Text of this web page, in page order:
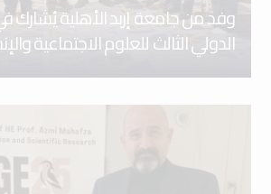
وفد من جامعة إربد الأهلية يُشارك
الدولي الثالث للعلوم الاجتماعية